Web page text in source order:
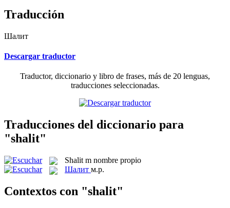
Traducción
Шалит
Descargar traductor
Traductor, diccionario y libro de frases, más de 20 lenguas,
traducciones seleccionadas.
Traducciones del diccionario para
"shalit"
Shalit m nombre propio
Шалит м.р.
Contextos con "shalit"